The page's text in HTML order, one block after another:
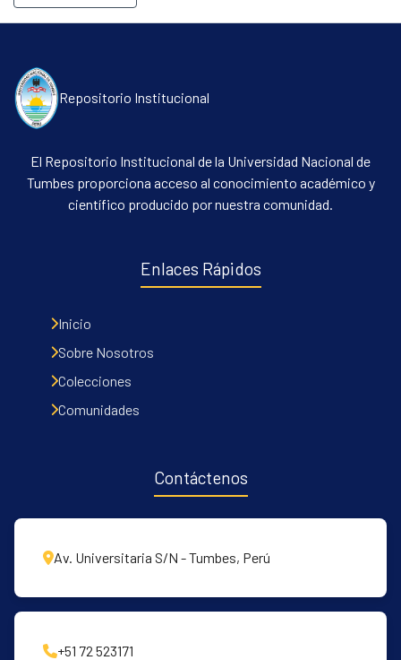
Repositorio Institucional
El Repositorio Institucional de la Universidad Nacional de
Tumbes proporciona acceso al conocimiento académico y
científico producido por nuestra comunidad.
Enlaces Rápidos
Inicio
Sobre Nosotros
Colecciones
Comunidades
Contáctenos
Av. Universitaria S/N - Tumbes, Perú
+51 72 523171